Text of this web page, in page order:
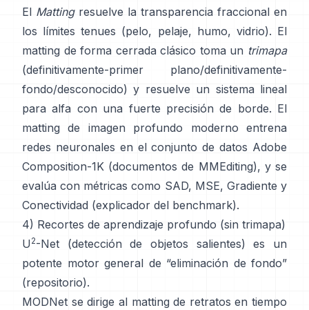
El Mattingresuelve la transparencia fraccional en
los límites tenues (pelo, pelaje, humo, vidrio). El
matting de forma cerrada clásico toma un trimapa
(definitivamente-primer plano/definitivamente-
fondo/desconocido) y resuelve un sistema lineal
para alfa con una fuerte precisión de borde. El
matting de imagen profundo
moderno entrena
redes neuronales en el conjunto de datos Adobe
Composition-1K (documentos de MMEditing), y se
evalúa con métricas como SAD, MSE, Gradiente y
Conectividad (explicador del benchmark).
4) Recortes de aprendizaje profundo (sin trimapa)
U 2-Net (detección de objetos salientes) es un
potente motor general de “eliminación de fondo”
(repositorio).
MODNet se dirige al matting de retratos en tiempo